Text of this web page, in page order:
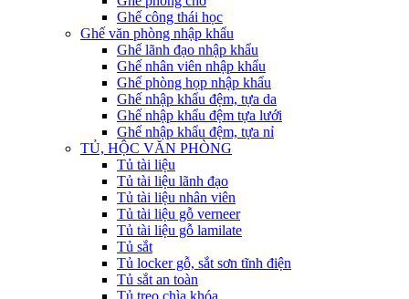
Ghế công thái học
Ghế văn phòng nhập khẩu
Ghế lãnh đạo nhập khẩu
Ghế nhân viên nhập khẩu
Ghế phòng họp nhập khẩu
Ghế nhập khẩu đệm, tựa da
Ghế nhập khẩu đệm tựa lưới
Ghế nhập khẩu đệm, tựa nỉ
TỦ, HỘC VĂN PHÒNG
Tủ tài liệu
Tủ tài liệu lãnh đạo
Tủ tài liệu nhân viên
Tủ tài liệu gỗ verneer
Tủ tài liệu gỗ lamilate
Tủ sắt
Tủ locker gỗ, sắt sơn tĩnh điện
Tủ sắt an toàn
Tủ treo chìa khóa